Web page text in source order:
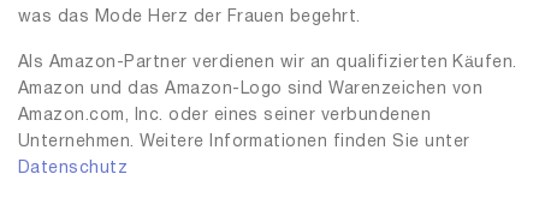
was das Mode Herz der Frauen begehrt.
Als Amazon-Partner verdienen wir an qualifizierten Käufen.
Amazon und das Amazon-Logo sind Warenzeichen von
Amazon.com, Inc. oder eines seiner verbundenen
Unternehmen. Weitere Informationen finden Sie unter
Datenschutz